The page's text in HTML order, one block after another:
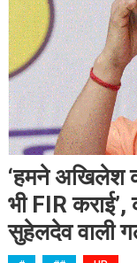
‘हमने अखिलेश
भी FIR कराई’,
सुहेलदेव वाली